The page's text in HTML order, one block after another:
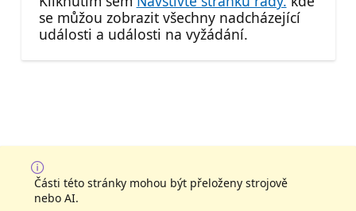
se můžou zobrazit všechny nadcházející
události a události na vyžádání.
Části této stránky mohou být přeloženy strojově
nebo AI.